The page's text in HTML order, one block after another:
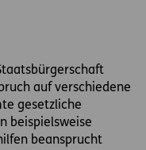
auf verschiedene
gesetzliche
beispielsweise
beansprucht